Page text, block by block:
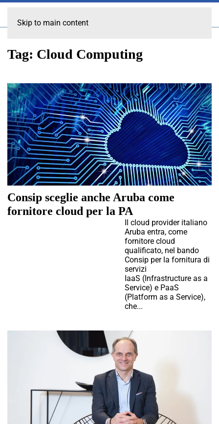
Skip to main content
Tag: Cloud Computing
Consip sceglie anche Aruba come
fornitore cloud per la PA
Il cloud provider italiano
Aruba entra, come
fornitore cloud
qualificato, nel bando
Consip per la fornitura di
servizi
IaaS (Infrastructure as a
Service) e PaaS
(Platform as a Service),
che...